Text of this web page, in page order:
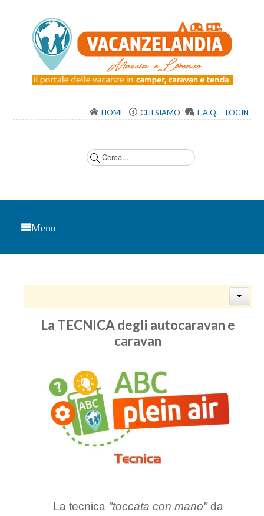
HOME CHI SIAMO F.A.Q. LOGIN
Menu
La TECNICA degli autocaravan e
caravan
La tecnica "toccata con mano"da